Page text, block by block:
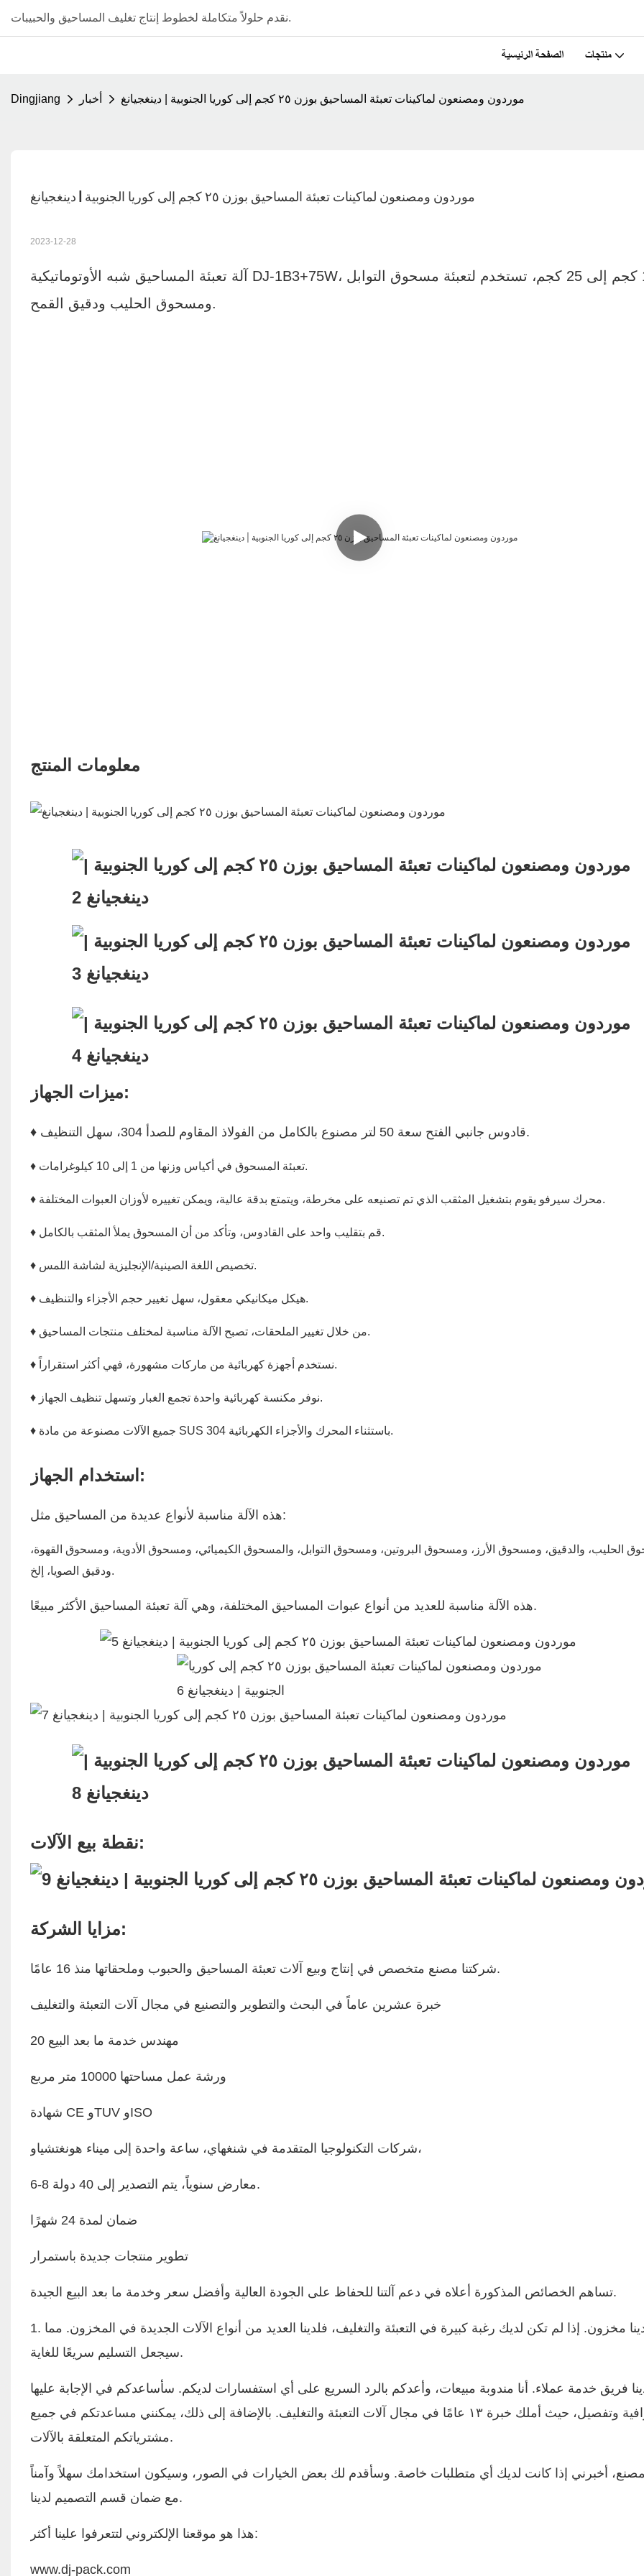
نقدم حلولاً متكاملة لخطوط إنتاج تغليف المساحيق والحبيبات.
الصفحة الرئيسية منتجات
Dingjiang أخبار موردون ومصنعون لماكينات تعبئة المساحيق بوزن ٢٥ كجم إلى كوريا الجنوبية | دينغجيانغ
موردون ومصنعون لماكينات تعبئة المساحيق بوزن ٢٥ كجم إلى كوريا الجنوبية | دينغجيانغ
2023-12-28
آلة تعبئة المساحيق شبه الأوتوماتيكية DJ-1B3+75W، من 1 كجم إلى 25 كجم، تستخدم لتعبئة مسحوق التوابل
ومسحوق الحليب ودقيق القمح.
معلومات المنتج
ميزات الجهاز:
♦ قادوس جانبي الفتح سعة 50 لتر مصنوع بالكامل من الفولاذ المقاوم للصدأ 304، سهل التنظيف.
♦ تعبئة المسحوق في أكياس وزنها من 1 إلى 10 كيلوغرامات.
♦ محرك سيرفو يقوم بتشغيل المثقب الذي تم تصنيعه على مخرطة، ويتمتع بدقة عالية، ويمكن تغييره لأوزان العبوات المختلفة.
♦ قم بتقليب واحد على القادوس، وتأكد من أن المسحوق يملأ المثقب بالكامل.
♦ تخصيص اللغة الصينية/الإنجليزية لشاشة اللمس.
♦ هيكل ميكانيكي معقول، سهل تغيير حجم الأجزاء والتنظيف.
♦ من خلال تغيير الملحقات، تصبح الآلة مناسبة لمختلف منتجات المساحيق.
♦ نستخدم أجهزة كهربائية من ماركات مشهورة، فهي أكثر استقراراً.
♦ نوفر مكنسة كهربائية واحدة تجمع الغبار وتسهل تنظيف الجهاز.
♦ جميع الآلات مصنوعة من مادة SUS 304 باستثناء المحرك والأجزاء الكهربائية.
استخدام الجهاز:
هذه الآلة مناسبة لأنواع عديدة من المساحيق مثل:
الحليب، والدقيق، ومسحوق الأرز، ومسحوق البروتين، ومسحوق التوابل، والمسحوق الكيميائي، ومسحوق الأدوية، ومسحوق القهوة،
ودقيق الصويا، إلخ.
هذه الآلة مناسبة للعديد من أنواع عبوات المساحيق المختلفة، وهي آلة تعبئة المساحيق الأكثر مبيعًا.
نقطة بيع الآلات:
مزايا الشركة:
شركتنا مصنع متخصص في إنتاج وبيع آلات تعبئة المساحيق والحبوب وملحقاتها منذ 16 عامًا.
خبرة عشرين عاماً في البحث والتطوير والتصنيع في مجال آلات التعبئة والتغليف
20 مهندس خدمة ما بعد البيع
ورشة عمل مساحتها 10000 متر مربع
شهادة CE وTUV وISO
شركات التكنولوجيا المتقدمة في شنغهاي، ساعة واحدة إلى ميناء هونغتشياو،
6-8 معارض سنوياً، يتم التصدير إلى 40 دولة.
ضمان لمدة 24 شهرًا
تطوير منتجات جديدة باستمرار
تساهم الخصائص المذكورة أعلاه في دعم آلتنا للحفاظ على الجودة العالية وأفضل سعر وخدمة ما بعد البيع الجيدة.
1. لدينا مخزون. إذا لم تكن لديك رغبة كبيرة في التعبئة والتغليف، فلدينا العديد من أنواع الآلات الجديدة في المخزون. مما
سيجعل التسليم سريعًا للغاية.
فريق خدمة عملاء. أنا مندوبة مبيعات، وأعدكم بالرد السريع على أي استفسارات لديكم. سأساعدكم في الإجابة عليها
باحترافية وتفصيل، حيث أملك خبرة ١٣ عامًا في مجال آلات التعبئة والتغليف. بالإضافة إلى ذلك، يمكنني مساعدتكم في جميع
مشترياتكم المتعلقة بالآلات.
أخبرني إذا كانت لديك أي متطلبات خاصة. وسأقدم لك بعض الخيارات في الصور، وسيكون استخدامك سهلاً وآمناً
مع ضمان قسم التصميم لدينا.
هذا هو موقعنا الإلكتروني لتتعرفوا علينا أكثر:
www.dj-pack.com